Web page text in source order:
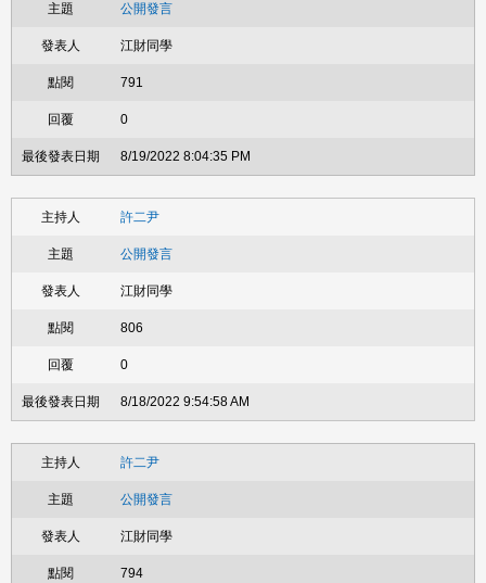
公開發言
江財同學
791
0
8/19/2022 8:04:35 PM
許二尹
公開發言
江財同學
806
0
8/18/2022 9:54:58 AM
許二尹
公開發言
江財同學
794